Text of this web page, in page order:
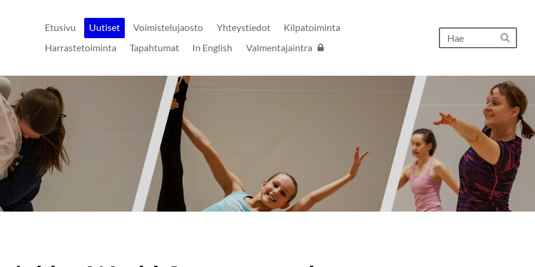
Etusivu Uutiset Voimistelujaosto Yhteystiedot
Kilpatoiminta
Harrastetoiminta
Tapahtumat In English Valmentajaintra Hae